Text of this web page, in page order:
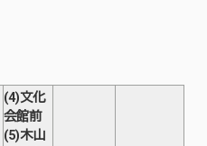
(4)文化
会館前
(5)木山